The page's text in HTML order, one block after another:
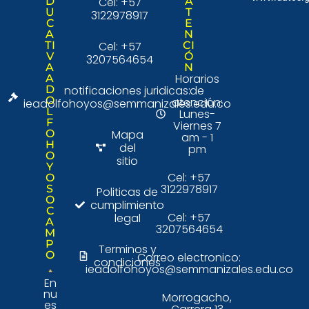
U
C
A
TI
V
A
A
D
O
L
F
O
H
O
Y
O
S
O
C
A
M
P
O
En
nu
es
3122978917
Cel: +57
3207564654
notificaciones juridicas:
ieadolfohoyos@semmanizales.edu.co
Mapa
del
sitio
Politicas de
cumplimiento
legal
Terminos y
condiciones
T
E
N
CI
Ó
N
Horarios
de
atención:
Lunes-
Viernes 7
am - 1
pm
Cel: +57
3122978917
Cel: +57
3207564654
Correo electronico:
ieadolfohoyos@semmanizales.edu.co
Morrogacho,